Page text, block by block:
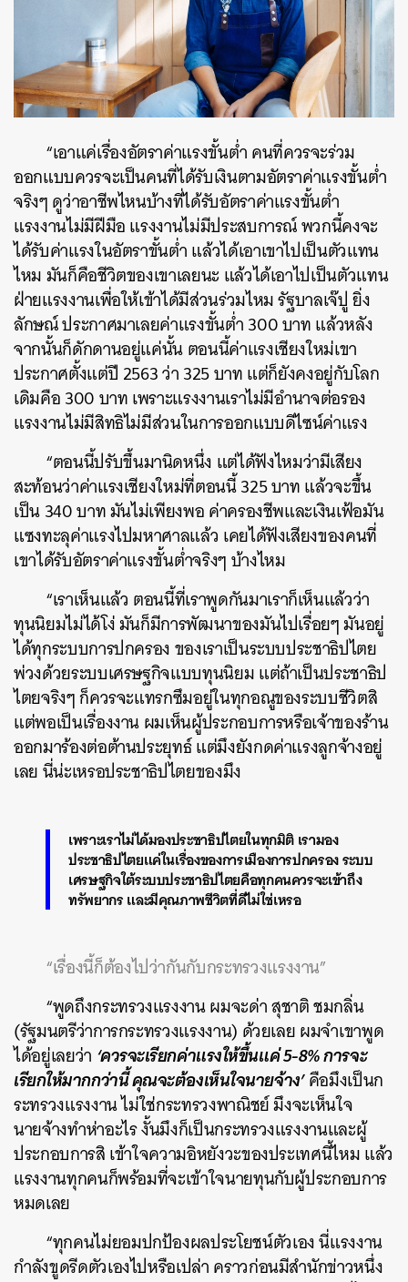
“เอาแค่เรื่องอัตราค่าแรงขั้นต่ำ คนที่ควรจะร่วม
ออกแบบควรจะเป็นคนที่ได้รับเงินตามอัตราค่าแรงขั้นต่ำ
จริงๆ ดูว่าอาชีพไหนบ้างที่ได้รับอัตราค่าแรงขั้นต่ำ
แรงงานไม่มีฝีมือ แรงงานไม่มีประสบการณ์ พวกนี้คงจะ
ได้รับค่าแรงในอัตราขั้นต่ำ แล้วได้เอาเขาไปเป็นตัวแทน
ไหม มันก็คือชีวิตของเขาเลยนะ แล้วได้เอาไปเป็นตัวแทน
ฝ่ายแรงงานเพื่อให้เข้าได้มีส่วนร่วมไหม รัฐบาลเจ๊ปู ยิ่ง
ลักษณ์ ประกาศมาเลยค่าแรงขั้นต่ำ 300 บาท แล้วหลัง
จากนั้นก็ดักดานอยู่แค่นั้น ตอนนี้ค่าแรงเชียงใหม่เขา
ประกาศตั้งแต่ปี 2563 ว่า 325 บาท แต่ก็ยังคงอยู่กับโลก
เดิมคือ 300 บาท เพราะแรงงานเราไม่มีอำนาจต่อรอง
แรงงานไม่มีสิทธิไม่มีส่วนในการออกแบบดีไซน์ค่าแรง
“ตอนนี้ปรับขึ้นมานิดหนึ่ง แต่ได้ฟังไหมว่ามีเสียง
สะท้อนว่าค่าแรงเชียงใหม่ที่ตอนนี้ 325 บาท แล้วจะขึ้น
เป็น 340 บาท มันไม่เพียงพอ ค่าครองชีพและเงินเฟ้อมัน
แซงทะลุค่าแรงไปมหาศาลแล้ว เคยได้ฟังเสียงของคนที่
เขาได้รับอัตราค่าแรงขั้นต่ำจริงๆ บ้างไหม
“เราเห็นแล้ว ตอนนี้ที่เราพูดกันมาเราก็เห็นแล้วว่า
ทุนนิยมไม่ได้โง่ มันก็มีการพัฒนาของมันไปเรื่อยๆ มันอยู่
ได้ทุกระบบการปกครอง ของเราเป็นระบบประชาธิปไตย
พ่วงด้วยระบบเศรษฐกิจแบบทุนนิยม แต่ถ้าเป็นประชาธิป
ไตยจริงๆ ก็ควรจะแทรกซึมอยู่ในทุกอณูของระบบชีวิตสิ
แต่พอเป็นเรื่องงาน ผมเห็นผู้ประกอบการหรือเจ้าของร้าน
ออกมาร้องต่อต้านประยุทธ์ แต่มึงยังกดค่าแรงลูกจ้างอยู่
เลย นี่น่ะเหรอประชาธิปไตยของมึง
เพราะเราไม่ได้มองประชาธิปไตยในทุกมิติ เรามอง
ประชาธิปไตยแค่ในเรื่องของการเมืองการปกครอง ระบบ
เศรษฐกิจใต้ระบบประชาธิปไตยคือทุกคนควรจะเข้าถึง
ทรัพยากร และมีคุณภาพชีวิตที่ดีไม่ใช่เหรอ
“เรื่องนี้ก็ต้องไปว่ากันกับกระทรวงแรงงาน”
“พูดถึงกระทรวงแรงงาน ผมจะด่า สุชาติ ชมกลิ่น
(รัฐมนตรีว่าการกระทรวงแรงงาน) ด้วยเลย ผมจำเขาพูด
ได้อยู่เลยว่า ‘ควรจะเรียกค่าแรงให้ขึ้นแค่ 5-8% การจะ
เรียกให้มากกว่านี้ คุณจะต้องเห็นใจนายจ้าง’คือมึงเป็นก
ระทรวงแรงงาน ไม่ใช่กระทรวงพาณิชย์ มึงจะเห็นใจ
นายจ้างทำห่าอะไร งั้นมึงก็เป็นกระทรวงแรงงานและผู้
ประกอบการสิ เข้าใจความอิหยังวะของประเทศนี้ไหม แล้ว
แรงงานทุกคนก็พร้อมที่จะเข้าใจนายทุนกับผู้ประกอบการ
หมดเลย
“ทุกคนไม่ยอมปกป้องผลประโยชน์ตัวเอง นี่แรงงาน
กำลังขูดรีดตัวเองไปหรือเปล่า คราวก่อนมีสำนักข่าวหนึ่ง